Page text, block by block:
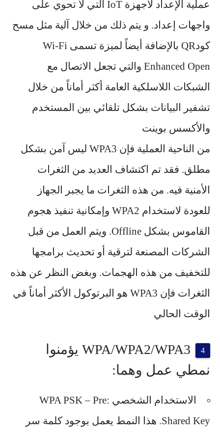
عملية الإعداد لأجهزة IoT التي لا تحوي على
واجهات إعداد. و يتم ذلك من خلال آلية مثل مسح
كودQR بالإضافة أيضاً لميزة تسمى Wi-Fi
Enhanced Open والتي تجعل الاتصال مع
الشبكات اللاسلكية العامة أكثر أماناً من خلال
تشفير البيانات بشكل تلقائي بين المستخدم
والأكسس بوينت
من الناحية العملية فإن WPA3 ليس آمن بشكل
مطلق. فقد تم اكتشاف العديد من الثغرات
الأمنية فيه. من هذه الثغرات ما يجبر الجهاز
للعودة لاستخدام WPA2 وإمكانية تنفيذ هجوم
القاموس بشكل Offline. ويتم العمل من قبل
الشركات المصنعة لترقية أو تحديث برامجها
للتخفيف من هذه الهجمات. وبغض النظر عن هذه
الثغرات فإن WPA3 هو البرتوكول الأكثر أماناً في
الوقت الحالي
WPA/WPA2/WPA3 يؤمنوا
نمطي عمل وهما:
الاستخدام الشخصي :WPA PSK – Pre
Shared Key. هذا النمط يعمل بوجود كلمة سر